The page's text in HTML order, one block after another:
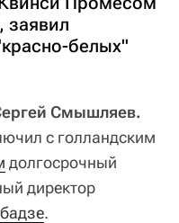
заявил
белых"
Смышляев.
с голландским
долгосрочный
директор
.